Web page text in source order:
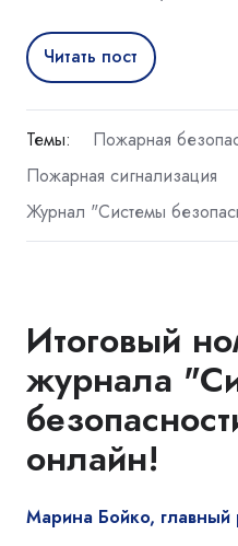
Читать пост
Темы:
Пожарная
Пожарная сигнализация
Журнал "Системы
Итоговый
журнала
онлайн!
Марина Бойко, главный